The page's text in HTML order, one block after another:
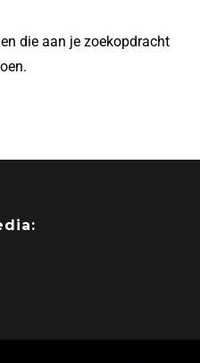
die aan je zoekopdracht